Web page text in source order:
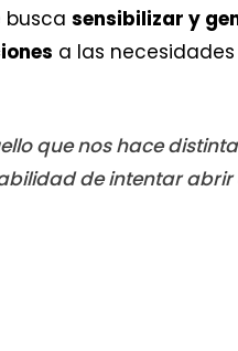
busca sensibilizar y
a las
que nos hace
de intentar